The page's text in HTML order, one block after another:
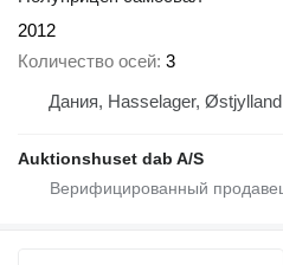
2012
Количество осей 3
Дания, Hasselager, Østjylland
Auktionshuset dab A/S